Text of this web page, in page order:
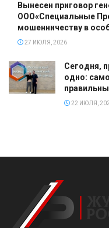
Вынесен приговор
ООО«Специальные
мошенничеству в
27 ИЮЛЯ, 2026
Сегодня,
одно:
22 ИЮЛЯ,